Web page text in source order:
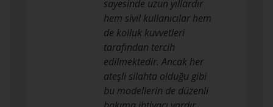
sayesinde uzun yıllardır
hem sivil kullanıcılar hem
de kolluk kuvvetleri
tarafından tercih
edilmektedir. Ancak her
ateşli silahta olduğu gibi
bu modellerin de düzenli